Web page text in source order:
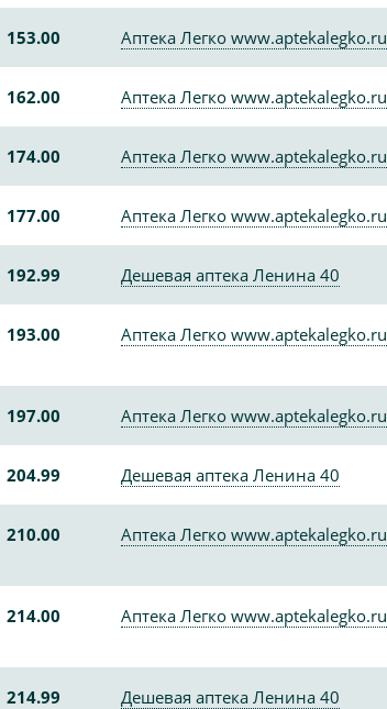
153.00 Аптека Легко www.aptekalegko.ru
162.00 Аптека Легко www.aptekalegko.ru
174.00 Аптека Легко www.aptekalegko.ru
177.00 Аптека Легко www.aptekalegko.ru
192.99 Дешевая аптека Ленина 40
193.00 Аптека Легко www.aptekalegko.ru
197.00 Аптека Легко www.aptekalegko.ru
204.99 Дешевая аптека Ленина 40
210.00 Аптека Легко www.aptekalegko.ru
214.00 Аптека Легко www.aptekalegko.ru
214.99 Дешевая аптека Ленина 40